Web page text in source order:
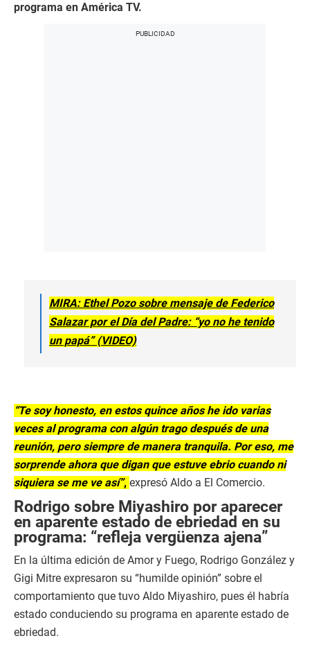
programa en América TV.
MIRA: Ethel Pozo sobre mensaje de Federico
Salazar por el Día del Padre: “yo no he tenido
un papá” (VIDEO)
“Te soy honesto, en estos quince años he ido varias
veces al programa con algún trago después de una
reunión, pero siempre de manera tranquila. Por eso, me
sorprende ahora que digan que estuve ebrio cuando ni
siquiera se me ve así”, expresó Aldo a El Comercio.
Rodrigo sobre Miyashiro por aparecer
en aparente estado de ebriedad en su
programa: “refleja vergüenza ajena”
En la última edición de Amor y Fuego, Rodrigo González y
Gigi Mitre expresaron su “humilde opinión” sobre el
comportamiento que tuvo Aldo Miyashiro, pues él habría
estado conduciendo su programa en aparente estado de
ebriedad.